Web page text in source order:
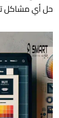
حل أي مشاكل